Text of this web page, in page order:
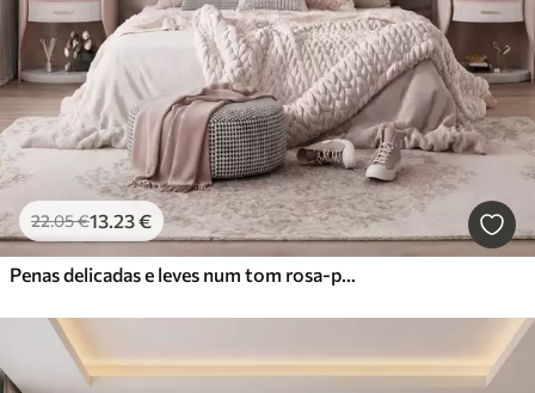
22.05€13.23€
Penas delicadas e leves num tom rosa-pêssego esbatido com brilho